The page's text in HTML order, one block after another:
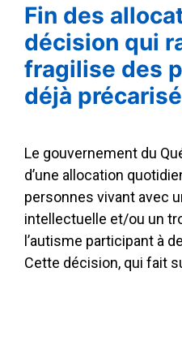
Fin des
décision qui
fragilise des
déjà
Le gouvernement du
d’une allocation
personnes vivant avec
intellectuelle et/ou un
l’autisme participant à
Cette décision, qui fait